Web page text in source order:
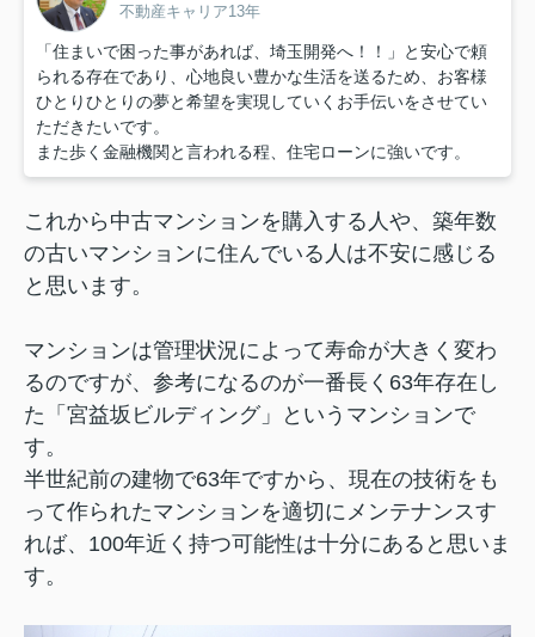
不動産キャリア13年
「住まいで困った事があれば、埼玉開発へ！！」と安心で頼
られる存在であり、心地良い豊かな生活を送るため、お客様
ひとりひとりの夢と希望を実現していくお手伝いをさせてい
ただきたいです。
また歩く金融機関と言われる程、住宅ローンに強いです。
これから中古マンションを購入する人や、築年数
の古いマンションに住んでいる人は不安に感じる
と思います。
マンションは管理状況によって寿命が大きく変わ
るのですが、参考になるのが一番長く63年存在し
た「宮益坂ビルディング」というマンションで
す。
半世紀前の建物で63年ですから、現在の技術をも
って作られたマンションを適切にメンテナンスす
れば、100年近く持つ可能性は十分にあると思いま
す。